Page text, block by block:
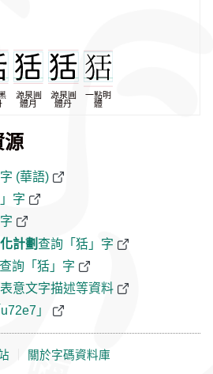
源泉圓
體月
源泉圓
體丹
一點明
體
(華語)
字
計劃查詢「狧」字
查詢「狧」字
意文字描述等資料
」
關於字碼資料庫